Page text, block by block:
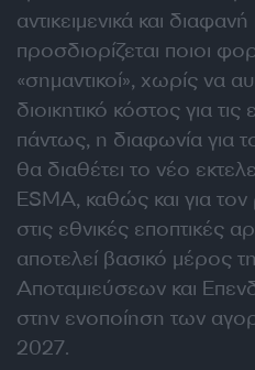
αντικειμενικά και
προσδιορίζεται ποιοι
«σημαντικοί», χωρίς να
διοικητικό κόστος για
πάντως, η διαφωνία για
θα διαθέτει το νέο
ESMA, καθώς και για
στις εθνικές εποπτικές
αποτελεί βασικό μέρος
Αποταμιεύσεων και
στην ενοποίηση των
2027.